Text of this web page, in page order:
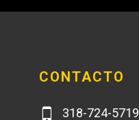
CONTACTO
318-724-5719